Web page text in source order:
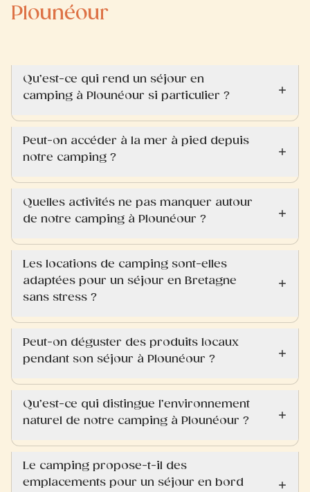
Plounéour
Qu’est-ce qui rend un séjour en
camping à Plounéour si particulier ?
Peut-on accéder à la mer à pied depuis
notre camping ?
Quelles activités ne pas manquer autour
de notre camping à Plounéour ?
Les locations de camping sont-elles
adaptées pour un séjour en Bretagne
sans stress ?
Peut-on déguster des produits locaux
pendant son séjour à Plounéour ?
Qu’est-ce qui distingue l’environnement
naturel de notre camping à Plounéour ?
Le camping propose-t-il des
emplacements pour un séjour en bord